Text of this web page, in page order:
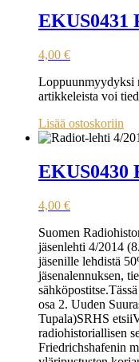
EKUS0431
4,00 €
Loppuunmyydyksi
artikkeleista voi
Lisää ostoskoriin
EKUS0430
4,00 €
Suomen
jäsenlehti 4/2014
jäsenille lehdistä
jäsenalennuksen,
osa 2. Uuden
Tupala)SRHS
radiohistoriallisen
Friedrichshafenin